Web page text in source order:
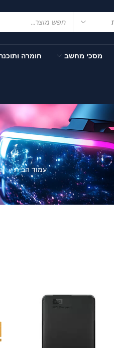
מסכי מחשב חומרה
עמוד הבית ›